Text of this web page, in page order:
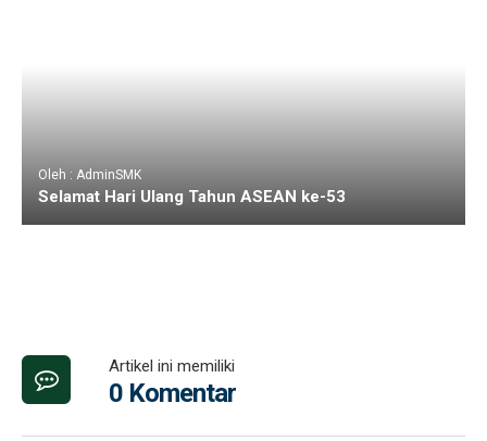
Oleh : AdminSMK
Selamat Hari Ulang Tahun ASEAN ke-53
Artikel ini memiliki
0 Komentar